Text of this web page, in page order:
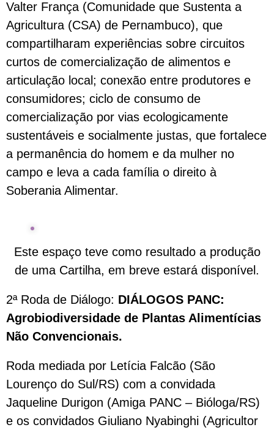
Valter França (Comunidade que Sustenta a
Agricultura (CSA) de Pernambuco), que
compartilharam experiências sobre circuitos
curtos de comercialização de alimentos e
articulação local; conexão entre produtores e
consumidores; ciclo de consumo de
comercialização por vias ecologicamente
sustentáveis e socialmente justas, que fortalece
a permanência do homem e da mulher no
campo e leva a cada família o direito à
Soberania Alimentar.
Este espaço teve como resultado a produção
de uma Cartilha, em breve estará disponível.
2ª Roda de Diálogo: DIÁLOGOS PANC:
Agrobiodiversidade de Plantas Alimentícias
Não Convencionais.
Roda mediada por Letícia Falcão (São
Lourenço do Sul/RS) com a convidada
Jaqueline Durigon (Amiga PANC – Bióloga/RS)
e os convidados Giuliano Nyabinghi (Agricultor